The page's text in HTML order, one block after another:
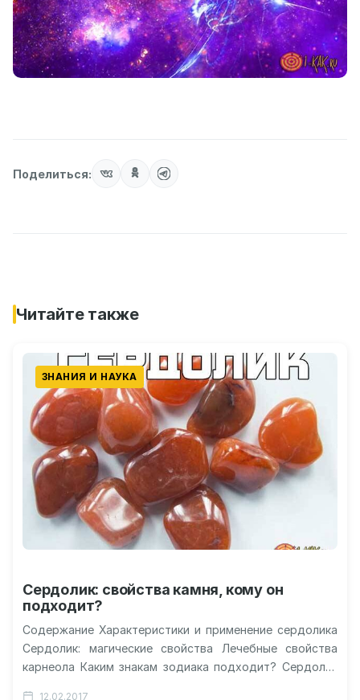
Поделиться:
Читайте также
ЗНАНИЯ И НАУКА
Сердолик: свойства камня, кому он
подходит?
Содержание Характеристики и применение сердолика
Сердолик: магические свойства Лечебные свойства
карнеола Каким знакам зодиака подходит? Сердолик
12.02.2017